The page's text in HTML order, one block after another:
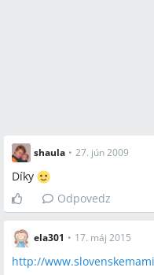
shaula • 27. jún 2009
Díky
Odpovedz
ela301 • 17. máj 2015
http://